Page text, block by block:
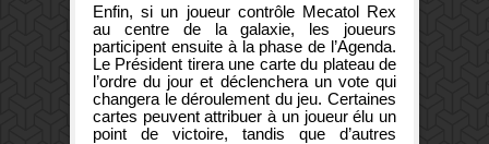
Enfin, si un joueur contrôle Mecatol Rex
au centre de la galaxie, les joueurs
participent ensuite à la phase de l’Agenda.
Le Président tirera une carte du plateau de
l’ordre du jour et déclenchera un vote qui
changera le déroulement du jeu. Certaines
cartes peuvent attribuer à un joueur élu un
point de victoire, tandis que d’autres